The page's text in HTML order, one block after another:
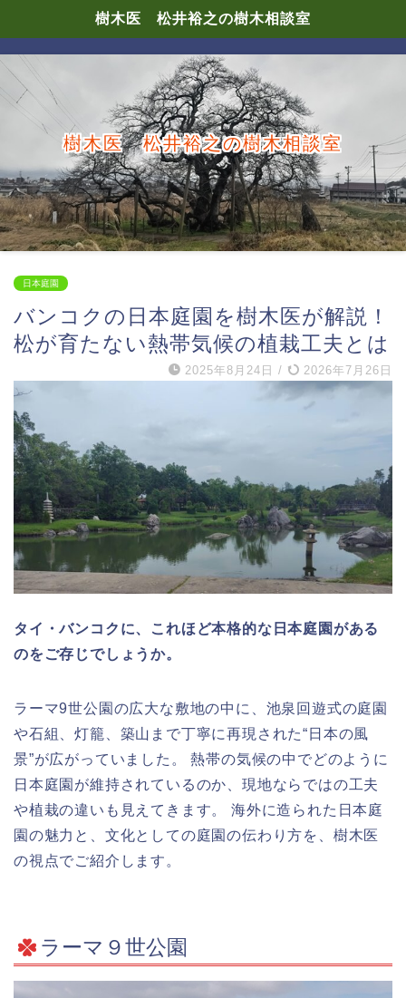
樹木医 松井裕之の樹木相談室
樹木医 松井裕之の樹木相談室
日本庭園
バンコクの日本庭園を樹木医が解説！
松が育たない熱帯気候の植栽工夫とは
2025年8月24日 / 2026年7月26日
タイ・バンコクに、これほど本格的な日本庭園がある
のをご存じでしょうか。
ラーマ9世公園の広大な敷地の中に、池泉回遊式の庭園
や石組、灯籠、築山まで丁寧に再現された“日本の風
景”が広がっていました。 熱帯の気候の中でどのように
日本庭園が維持されているのか、現地ならではの工夫
や植栽の違いも見えてきます。 海外に造られた日本庭
園の魅力と、文化としての庭園の伝わり方を、樹木医
の視点でご紹介します。
ラーマ９世公園